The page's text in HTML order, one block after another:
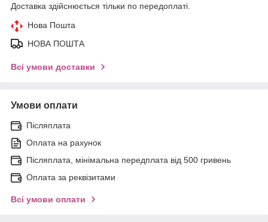
Доставка здійснюється тільки по передоплаті.
Нова Пошта
НОВА ПОШТА
Всі умови доставки
Умови оплати
Післяплата
Оплата на рахунок
Післяплата, мінімальна передплата від 500 гривень
Оплата за реквізитами
Всі умови оплати